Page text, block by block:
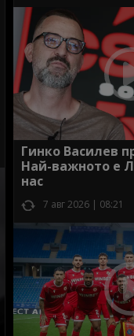
Гинко Василев
Най-важното е
нас
7 авг 2026 | 08:21